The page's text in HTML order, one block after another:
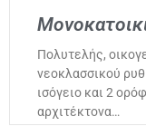
Πολυτελής,
νεοκλασσικού
ισόγειο και 2
αρχιτέκτονα…